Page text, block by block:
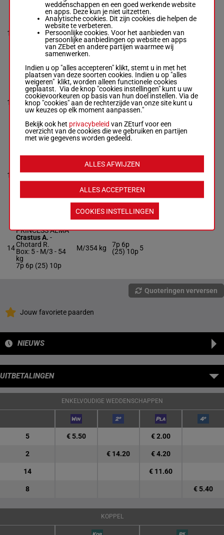
11
MAC TYSON
Pacaut Mme Cor.-
Escuder C.
R/3 -53.5
5p 6p 2p 4p 2p 5p
(25) 5p 9p 6p 5p
R/353.5
kg
5p 6p 2p
4p 2p 5p
(25) 5p
9p 6p 5p
8p
4
12
ALEKSANDROVKA
Velon Mlle M.-
Escuder C.
Box: 3 -M/3 -53.5
1p 6p 4p 5p
M/3 53.5
kg
1p 6p 4p
5p
3
13
VELVET
Box: 6 -M/3 -54
kg
9p (25) 2p 1p 6p
M/354 kg
7p 2p 6p
4p 3p 4p
9p (25)
2p 1p 6p
3p 9p
6
14
PRINCESS ALMA
Crastus A. -
Chotard R.
Box: 5 - M/3 - 54
kg
7p 6p (25) 10p
M/354 kg
7p 6p
(25) 10p 5
Quoteringen verversen
Jouw favoriete paarden
NIEUWS
UITBETALINGEN
ENKELVOUDIGE WEDDENSCHAPPEN
5 € 5.50 € 2.00
2 € 14.20 € 4.20
14 € 11.60
8 € 5.40
KOPPEL
weddenschappen en een goed werkende website
en apps. Deze kun je niet uitzetten.
Analytische cookies. Dit zijn cookies die helpen de
website te verbeteren.
Persoonlijke cookies. Voor het aanbieden van
persoonlijke aanbiedingen op website en apps
van ZEbet en andere partijen waarmee wij
samenwerken.
Indien u op "alles accepteren" klikt, stemt u in met het
plaatsen van deze soorten cookies. Indien u op "alles
weigeren" klikt, worden alleen functionele cookies
geplaatst. Via de knop "cookies instellingen" kunt u uw
cookievoorkeuren op basis van hun doel instellen. Via de
knop "cookies" aan de rechterzijde van onze site kunt u
uw keuzes op elk moment aanpassen."
Bekijk ook het privacybeleid van ZEturf voor een
overzicht van de cookies die we gebruiken en partijen
met wie gegevens worden gedeeld.
ALLES ACCEPTEREN
ALLES AFWIJZEN
COOKIES INSTELLINGEN